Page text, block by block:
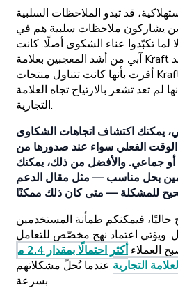
قد تبدو الملاحظات السلبية
يشاركون ملاحظات سلبية هم في
لما تكبّدوا عناء الشكوى أصلًا. كانت
آبي من أشد المعجبين بعلامة Kraft قبل هذه المشكلة، وقد
أقرت بأنها كانت تتناول منتجات Kraft عدة مرات أسبوعيًا، لكنها
تعد تشعر بالارتياح تجاه العلامة
التجارية.
يمكنك اكتشاف اتجاهات الشكاوى
الفعلي سواء عند صدورها من
جماعي. والأفضل من ذلك، يمكنك
بحل مناسب — مثل مقال الدعم
حاليًا، فيمكنكم طمأنة المستخدمين
ويؤتي اعتماد نهج مخصّص للتعامل
العملاء
أكثر احتمالًا بمقدار 2.4 م
التجارية عندما تُحلّ مشكلاتهم
بسرعة.